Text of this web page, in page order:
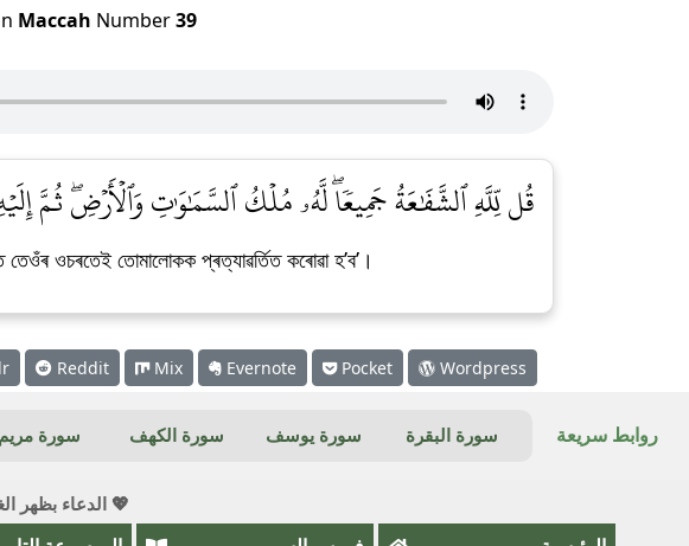
Maccah Number39
قُل لِّلَّهِ ٱلشَّفَٰعَةُ جَمِيعٗاۖ لَّهُۥ مُلۡكُ ٱلسَّمَٰوَٰتِ وَٱلۡأَرۡضِۖ ثُمَّ إِلَيۡهِ
ওচৰতেই তোমালোকক প্ৰত্যাৱৰ্তিত কৰোৱা হ’ব’।
Reddit Mix Evernote Pocket Wordpress
روابط سريعة سورة البقرة سورة يوسف سورة الكهف سورة مريم
💖 الدعاء بظهر